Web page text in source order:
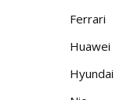
Ferrari
Huawei
Hyundai